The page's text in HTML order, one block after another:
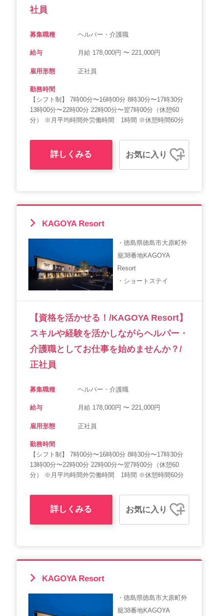
社員
募集職種 ヘルパー・介護職
給与 月給 178,000円 〜 221,000円
雇用形態 正社員
勤務時間
【シフト制】 7時00分〜16時00分 8時30分〜17時30分
13時00分〜22時00分 22時00分〜翌7時00分（休憩60
分） ※月平均時間外労働時間 1時間 ※休憩時間60分
詳しくみる お気に入り
KAGOYA Resort
・徳島県徳島市大原町外
籠38番地KAGOYA
Resort
・ショートステイ
【資格を活かせる！/KAGOYA Resort】
スキルや経験を活かしながらヘルパー・
介護職としてお仕事を始めませんか？/
正社員
募集職種 ヘルパー・介護職
給与 月給 178,000円 〜 221,000円
雇用形態 正社員
勤務時間
【シフト制】 7時00分〜16時00分 8時30分〜17時30分
13時00分〜22時00分 22時00分〜翌7時00分（休憩60
分） ※月平均時間外労働時間 1時間 ※休憩時間60分
詳しくみる お気に入り
KAGOYA Resort
・徳島県徳島市大原町外
籠38番地KAGOYA